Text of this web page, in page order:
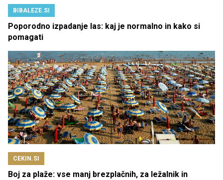
BIBALEZE.SI
Poporodno izpadanje las: kaj je normalno in kako si
pomagati
CEKIN.SI
Boj za plaže: vse manj brezplačnih, za ležalnik in